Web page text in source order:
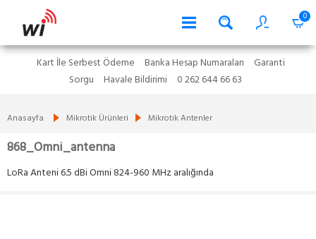
0
Kart İle Serbest Ödeme Banka Hesap Numaraları
Garanti
Sorgu
Havale Bildirimi 0 262 644 66 63
Anasayfa Mikrotik Ürünleri Mikrotik Antenler
868_Omni_antenna
LoRa Anteni 6.5 dBi Omni 824-960 MHz aralığında